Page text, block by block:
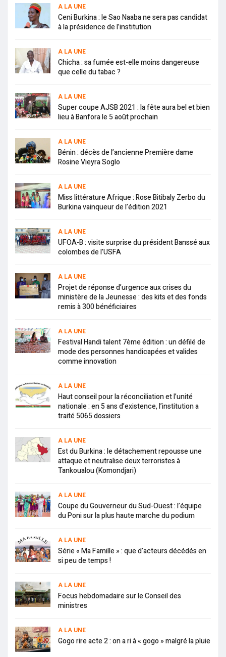
A LA UNE
Ceni Burkina : le Sao Naaba ne sera pas candidat
à la présidence de l’institution
A LA UNE
Chicha : sa fumée est-elle moins dangereuse
que celle du tabac ?
A LA UNE
Super coupe AJSB 2021 : la fête aura bel et bien
lieu à Banfora le 5 août prochain
A LA UNE
Bénin : décès de l’ancienne Première dame
Rosine Vieyra Soglo
A LA UNE
Miss littérature Afrique : Rose Bitibaly Zerbo du
Burkina vainqueur de l’édition 2021
A LA UNE
UFOA-B : visite surprise du président Banssé aux
colombes de l’USFA
A LA UNE
Projet de réponse d’urgence aux crises du
ministère de la Jeunesse : des kits et des fonds
remis à 300 bénéficiaires
A LA UNE
Festival Handi talent 7ème édition : un défilé de
mode des personnes handicapées et valides
comme innovation
A LA UNE
Haut conseil pour la réconciliation et l’unité
nationale : en 5 ans d’existence, l’institution a
traité 5065 dossiers
A LA UNE
Est du Burkina : le détachement repousse une
attaque et neutralise deux terroristes à
Tankoualou (Komondjari)
A LA UNE
Coupe du Gouverneur du Sud-Ouest : l’équipe
du Poni sur la plus haute marche du podium
A LA UNE
Série « Ma Famille » : que d’acteurs décédés en
si peu de temps !
A LA UNE
Focus hebdomadaire sur le Conseil des
ministres
A LA UNE
Gogo rire acte 2 : on a ri à « gogo » malgré la pluie